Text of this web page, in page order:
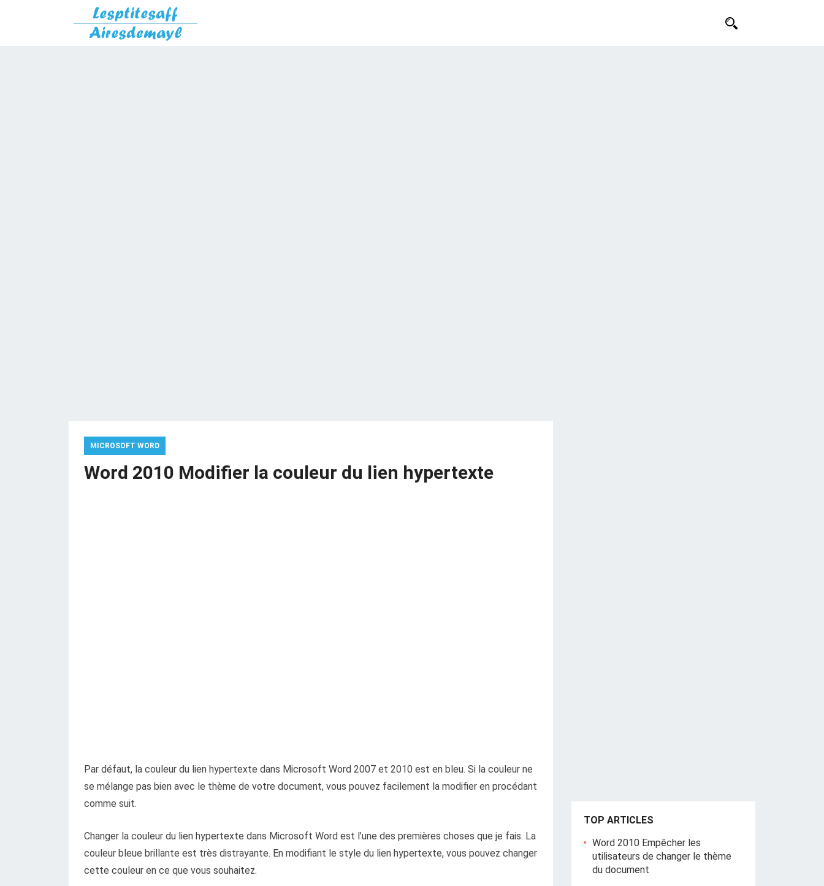
MICROSOFT WORD
Word 2010 Modifier la couleur du lien hypertexte
Par défaut, la couleur du lien hypertexte dans Microsoft Word 2007 et 2010 est en bleu. Si la couleur ne
se mélange pas bien avec le thème de votre document, vous pouvez facilement la modifier en procédant
comme suit.
Changer la couleur du lien hypertexte dans Microsoft Word est l’une des premières choses que je fais. La
couleur bleue brillante est très distrayante. En modifiant le style du lien hypertexte, vous pouvez changer
cette couleur en ce que vous souhaitez.
TOP ARTICLES
Word 2010 Empêcher les
utilisateurs de changer le thème
du document